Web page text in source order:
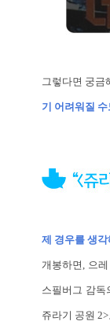
그렇다면 궁금
기 어려워질
제 경우를 생
개봉하면, 으레
스필버그 감독
쥬라기 공원